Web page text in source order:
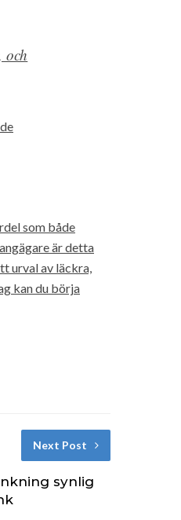
och
som både
är detta
urval av läckra,
kan du börja
Next Post
synlig